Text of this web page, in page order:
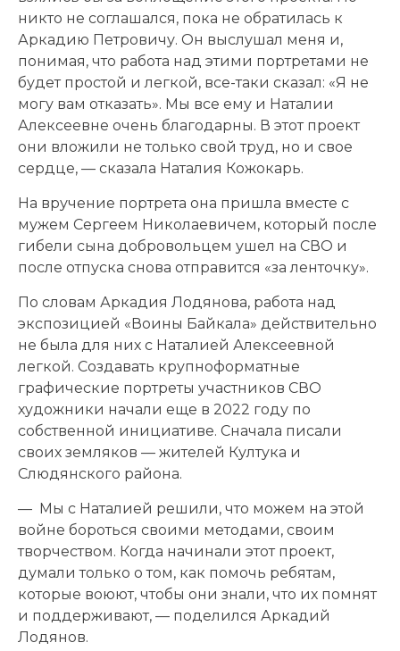
никто не соглашался, пока не обратилась к
Аркадию Петровичу. Он выслушал меня и,
понимая, что работа над этими портретами не
будет простой и легкой, все-таки сказал: «Я не
могу вам отказать». Мы все ему и Наталии
Алексеевне очень благодарны. В этот проект
они вложили не только свой труд, но и свое
сердце, — сказала Наталия Кожокарь.
На вручение портрета она пришла вместе с
мужем Сергеем Николаевичем, который после
гибели сына добровольцем ушел на СВО и
после отпуска снова отправится «за ленточку».
По словам Аркадия Лодянова, работа над
экспозицией «Воины Байкала» действительно
не была для них с Наталией Алексеевной
легкой. Создавать крупноформатные
графические портреты участников СВО
художники начали еще в 2022 году по
собственной инициативе. Сначала писали
своих земляков — жителей Култука и
Слюдянского района.
— Мы с Наталией решили, что можем на этой
войне бороться своими методами, своим
творчеством. Когда начинали этот проект,
думали только о том, как помочь ребятам,
которые воюют, чтобы они знали, что их помнят
и поддерживают, — поделился Аркадий
Лодянов.